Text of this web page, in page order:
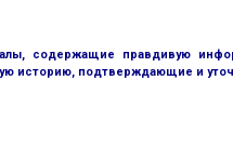
содержащие правдивую
историю, подтверждающие и